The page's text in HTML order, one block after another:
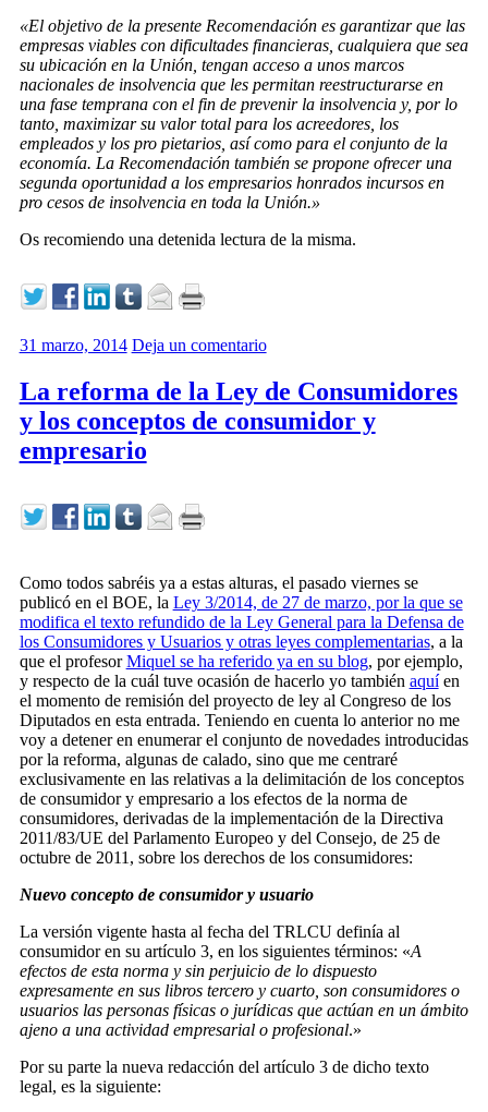
«El objetivo de la presente Recomendación es garantizar que las
empresas viables con dificultades financieras, cualquiera que sea
su ubicación en la Unión, tengan acceso a unos marcos
nacionales de insolvencia que les permitan reestructurarse en
una fase temprana con el fin de prevenir la insolvencia y, por lo
tanto, maximizar su valor total para los acreedores, los
empleados y los pro­ pietarios, así como para el conjunto de la
economía. La Recomendación también se propone ofrecer una
segunda oportunidad a los empresarios honrados incursos en
pro­ cesos de insolvencia en toda la Unión.»
Os recomiendo una detenida lectura de la misma.
31 marzo, 2014 Deja un comentario
La reforma de la Ley de Consumidores
y los conceptos de consumidor y
empresario
Como todos sabréis ya a estas alturas, el pasado viernes se
publicó en el BOE, la Ley 3/2014, de 27 de marzo, por la que se
modifica el texto refundido de la Ley General para la Defensa de
los Consumidores y Usuarios y otras leyes complementarias, a la
que el profesorMiquel se ha referido ya en su blog, por ejemplo,
y respecto de la cuál tuve ocasión de hacerlo yo también aquíen
el momento de remisión del proyecto de ley al Congreso de los
Diputados en esta entrada. Teniendo en cuenta lo anterior no me
voy a detener en enumerar el conjunto de novedades introducidas
por la reforma, algunas de calado, sino que me centraré
exclusivamente en las relativas a la delimitación de los conceptos
de consumidor y empresario a los efectos de la norma de
consumidores, derivadas de la implementación de la Directiva
2011/83/UE del Parlamento Europeo y del Consejo, de 25 de
octubre de 2011, sobre los derechos de los consumidores:
Nuevo concepto de consumidor y usuario
La versión vigente hasta al fecha del TRLCU definía al
consumidor en su artículo 3, en los siguientes términos: «A
efectos de esta norma y sin perjuicio de lo dispuesto
expresamente en sus libros tercero y cuarto, son consumidores o
usuarios las personas físicas o jurídicas que actúan en un ámbito
ajeno a una actividad empresarial o profesional.»
Por su parte la nueva redacción del artículo 3 de dicho texto
legal, es la siguiente: